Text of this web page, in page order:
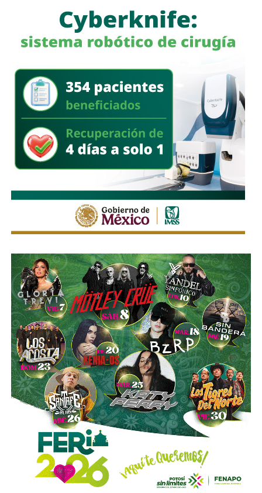
La legisladora destacó que, la Ley General de Movilidad y
Seguridad Vial establece la obligación de las autoridades
competentes de implementar medidas preventivas
en la mayor medida posible, la protección de la vida y la
integridad física de las personas durante sus
desplazamientos por las vías públicas.
Con la reforma aprobada, el marco regulatorio estatal
seguridad de quienes utilizan motocicletas y
atendiendo principios y estándares
nacionales e internacionales en materia de movilidad y
seguridad vial.
La utilización de luces encendidas de manera permanente
y de elementos luminosos o reflejantes permitirá facilitar
la identificación de estos vehículos por parte de los
demás conductores, particularmente durante la noche, en
zonas con poca iluminación o ante condiciones que
reduzcan la visibilidad.
La diputada Sánchez López señaló que estas
disposiciones representan una medida preventiva
orientada a proteger la vida de las personas motociclistas,
disminuir la posibilidad de accidentes y reducir la
gravedad de las lesiones y fallecimientos derivados de
siniestros viales.
Con esta reforma, el Congreso del Estado fortalece las
acciones de prevención y seguridad vial, promoviendo una